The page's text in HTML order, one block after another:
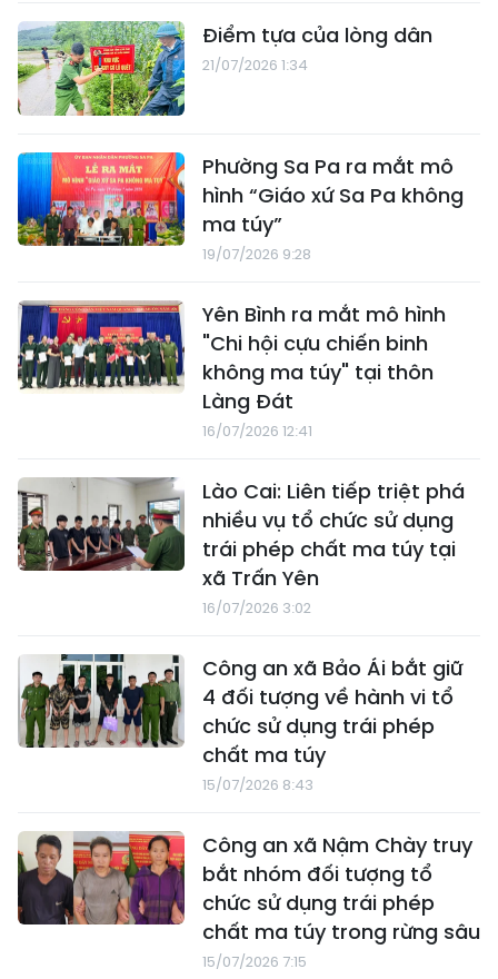
Điểm tựa của lòng dân
21/07/2026 1:34
Phường Sa Pa ra mắt mô
hình “Giáo xứ Sa Pa không
ma túy”
19/07/2026 9:28
Yên Bình ra mắt mô hình
"Chi hội cựu chiến binh
không ma túy" tại thôn
Làng Đát
16/07/2026 12:41
Lào Cai: Liên tiếp triệt phá
nhiều vụ tổ chức sử dụng
trái phép chất ma túy tại
xã Trấn Yên
16/07/2026 3:02
Công an xã Bảo Ái bắt giữ
4 đối tượng về hành vi tổ
chức sử dụng trái phép
chất ma túy
15/07/2026 8:43
Công an xã Nậm Chày truy
bắt nhóm đối tượng tổ
chức sử dụng trái phép
chất ma túy trong rừng sâu
15/07/2026 7:15